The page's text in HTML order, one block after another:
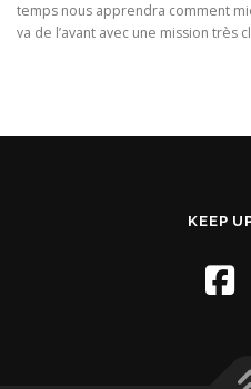
temps nous apprendra comment
va de l’avant avec une mission très
KEEP